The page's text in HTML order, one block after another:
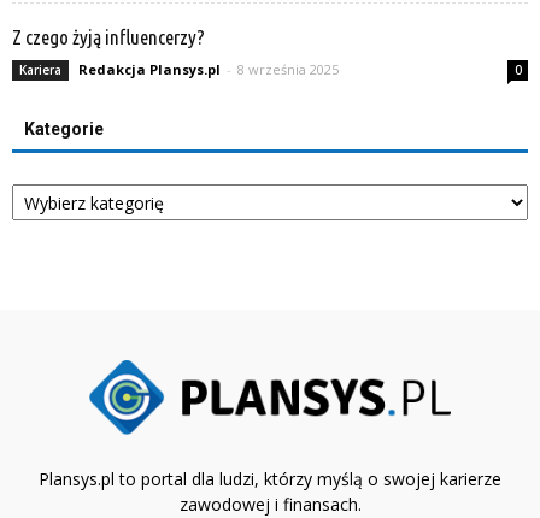
Z czego żyją influencerzy?
Kariera Redakcja Plansys.pl - 8 września 2025 0
Kategorie
Kategorie
Plansys.pl to portal dla ludzi, którzy myślą o swojej karierze
zawodowej i finansach.